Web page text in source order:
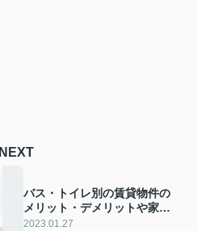
NEXT
バス・トイレ別の賃貸物件の
メリット・デメリットや家
賃、ユニットバスとの違いを
2023.01.27